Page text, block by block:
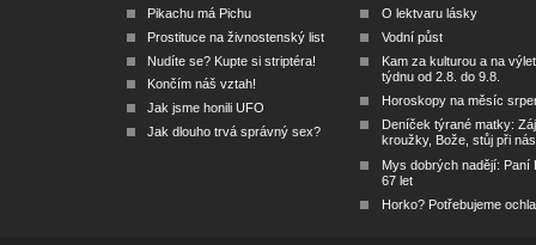
Pikachu má Pichu
Prostituce na živnostenský list
Nudíte se? Kupte si striptéra!
Končím náš vztah!
Jak jsme honili UFO
Jak dlouho trvá správný sex?
O lektvaru lásky
Vodní půst
Kam za kulturou a na
týdnu od 2.8. do 9.8.
Horoskopy na měsíc
Deníček týrané matky:
kroužky, Bože, stůj při nás
Mys dobrých nadějí: Paní
67 let
Horko? Potřebujeme